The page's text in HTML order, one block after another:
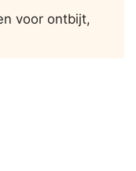
voor ontbijt,